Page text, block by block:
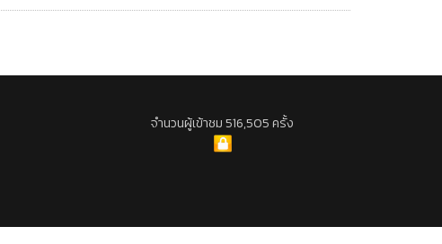
จำนวนผู้เข้าชม 516,505 ครั้ง